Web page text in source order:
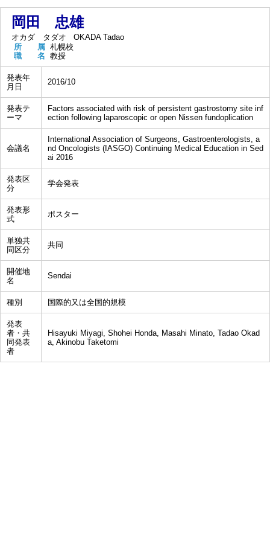
岡田 忠雄
オカダ タダオ
OKADA Tadao
所 属 札幌校
職 名 教授
発表年
月日
2016/10
発表テ
ーマ
Factors associated with risk of persistent gastrostomy site inf
ection following laparoscopic or open Nissen fundoplication
会議名
International Association of Surgeons, Gastroenterologists, a
nd Oncologists (IASGO) Continuing Medical Education in Sed
ai 2016
発表区
分
学会発表
発表形
式
ポスター
単独共
同区分
共同
開催地
名
Sendai
種別 国際的又は全国的規模
発表
者・共
同発表
者
Hisayuki Miyagi, Shohei Honda, Masahi Minato, Tadao Okad
a, Akinobu Taketomi